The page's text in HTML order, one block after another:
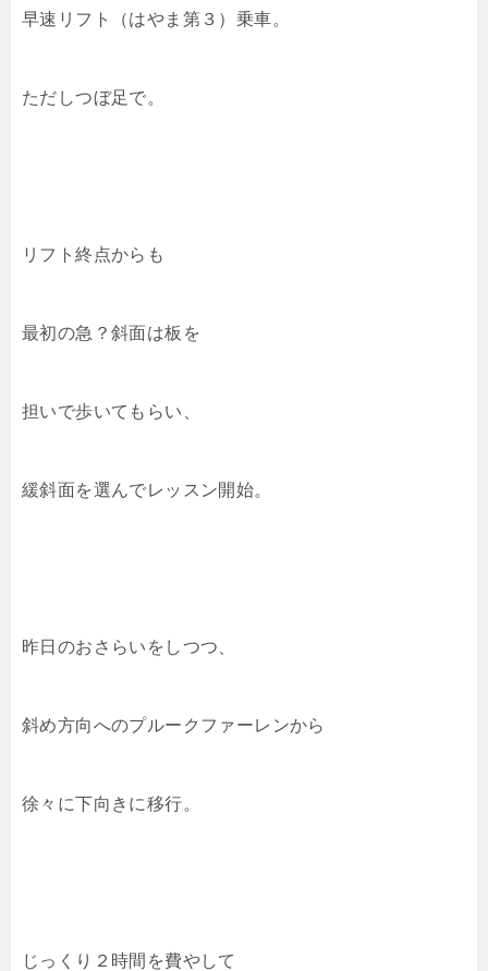
早速リフト（はやま第３）乗車。
ただしつぼ足で。
リフト終点からも
最初の急？斜面は板を
担いで歩いてもらい、
緩斜面を選んでレッスン開始。
昨日のおさらいをしつつ、
斜め方向へのプルークファーレンから
徐々に下向きに移行。
じっくり２時間を費やして